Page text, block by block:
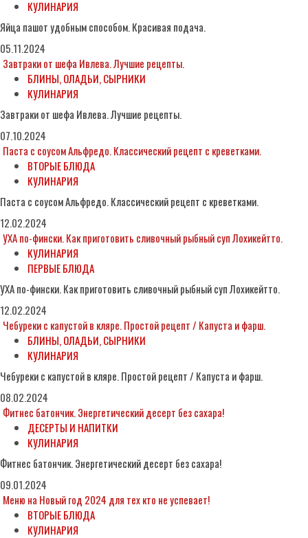
КУЛИНАРИЯ
Яйца пашот удобным способом. Красивая подача.
05.11.2024
Завтраки от шефа Ивлева. Лучшие рецепты.
БЛИНЫ, ОЛАДЬИ, СЫРНИКИ
КУЛИНАРИЯ
Завтраки от шефа Ивлева. Лучшие рецепты.
07.10.2024
Паста с соусом Альфредо. Классический рецепт с креветками.
ВТОРЫЕ БЛЮДА
КУЛИНАРИЯ
Паста с соусом Альфредо. Классический рецепт с креветками.
12.02.2024
УХА по-фински. Как приготовить сливочный рыбный суп Лохикейтто.
КУЛИНАРИЯ
ПЕРВЫЕ БЛЮДА
УХА по-фински. Как приготовить сливочный рыбный суп Лохикейтто.
12.02.2024
Чебуреки с капустой в кляре. Простой рецепт / Капуста и фарш.
БЛИНЫ, ОЛАДЬИ, СЫРНИКИ
КУЛИНАРИЯ
Чебуреки с капустой в кляре. Простой рецепт / Капуста и фарш.
08.02.2024
Фитнес батончик. Энергетический десерт без сахара!
ДЕСЕРТЫ И НАПИТКИ
КУЛИНАРИЯ
Фитнес батончик. Энергетический десерт без сахара!
09.01.2024
Меню на Новый год 2024 для тех кто не успевает!
ВТОРЫЕ БЛЮДА
КУЛИНАРИЯ